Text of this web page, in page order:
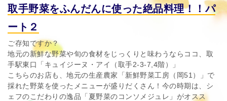
取手野菜をふんだんに使った絶品料理！！パ
ート２
ご存知ですか？
地元の新鮮な野菜や旬の食材をじっくりと味わうならココ、取
手駅東口「キュイジーヌ・アイ（取手2-3-7,4階）」
こちらのお店も、地元の生産農家「新鮮野菜工房（岡51）」で
採れた野菜を使ったメニューが盛りだくさん！今の時期は、シ
ェフのこだわりの逸品「夏野菜のコンソメジュレ」がオスス